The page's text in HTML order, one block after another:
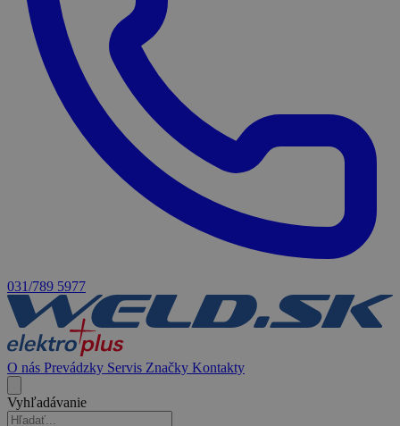
031/789 5977
O nás Prevádzky Servis Značky Kontakty
Vyhľadávanie